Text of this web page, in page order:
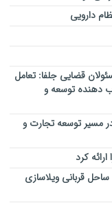
دارویی
قضایی جلفا: تعامل
دهنده توسعه و
مسیر توسعه تجارت و
کرد
قربانی ویلاسازی